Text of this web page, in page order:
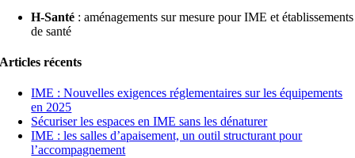
H-Santé : aménagements sur mesure pour IME et établissements
de santé
Articles récents
IME : Nouvelles exigences réglementaires sur les équipements
en 2025
Sécuriser les espaces en IME sans les dénaturer
IME : les salles d’apaisement, un outil structurant pour
l’accompagnement